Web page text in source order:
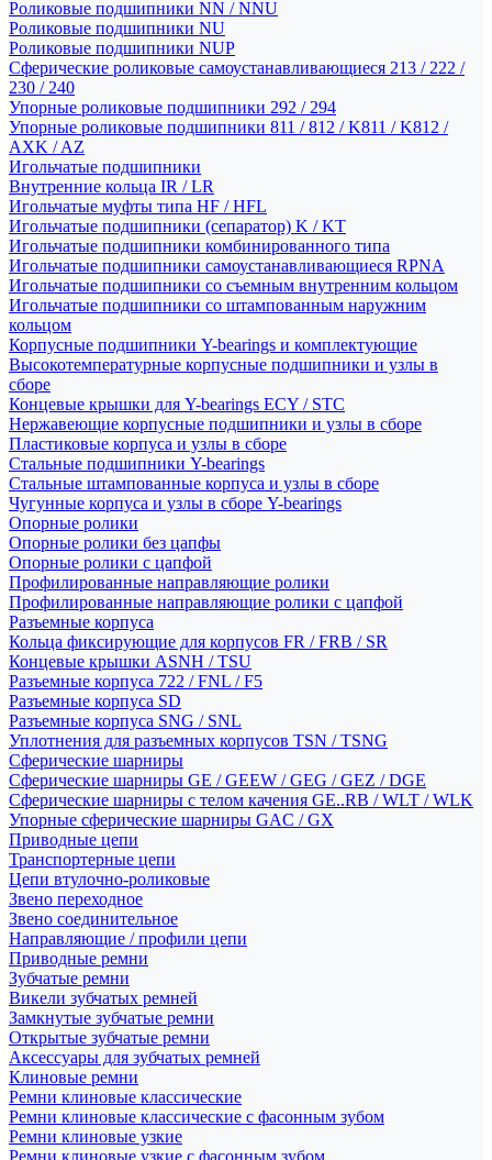
Роликовые подшипники NN / NNU
Роликовые подшипники NU
Роликовые подшипники NUP
Сферические роликовые самоустанавливающиеся 213 / 222 /
230 / 240
Упорные роликовые подшипники 292 / 294
Упорные роликовые подшипники 811 / 812 / K811 / K812 /
AXK / AZ
Игольчатые подшипники
Внутренние кольца IR / LR
Игольчатые муфты типа HF / HFL
Игольчатые подшипники (сепаратор) K / KT
Игольчатые подшипники комбинированного типа
Игольчатые подшипники самоустанавливающиеся RPNA
Игольчатые подшипники со съемным внутренним кольцом
Игольчатые подшипники со штампованным наружним
кольцом
Корпусные подшипники Y-bearings и комплектующие
Высокотемпературные корпусные подшипники и узлы в
сборе
Концевые крышки для Y-bearings ECY / STC
Нержавеющие корпусные подшипники и узлы в сборе
Пластиковые корпуса и узлы в сборе
Стальные подшипники Y-bearings
Стальные штампованные корпуса и узлы в сборе
Чугунные корпуса и узлы в сборе Y-bearings
Опорные ролики
Опорные ролики без цапфы
Опорные ролики с цапфой
Профилированные направляющие ролики
Профилированные направляющие ролики с цапфой
Разъемные корпуса
Кольца фиксирующие для корпусов FR / FRB / SR
Концевые крышки ASNH / TSU
Разъемные корпуса 722 / FNL / F5
Разъемные корпуса SD
Разъемные корпуса SNG / SNL
Уплотнения для разъемных корпусов TSN / TSNG
Сферические шарниры
Сферические шарниры GE / GEEW / GEG / GEZ / DGE
Сферические шарниры с телом качения GE..RB / WLT / WLK
Упорные сферические шарниры GAC / GX
Приводные цепи
Транспортерные цепи
Цепи втулочно-роликовые
Звено переходное
Звено соединительное
Направляющие / профили цепи
Приводные ремни
Зубчатые ремни
Викели зубчатых ремней
Замкнутые зубчатые ремни
Открытые зубчатые ремни
Аксессуары для зубчатых ремней
Клиновые ремни
Ремни клиновые классические
Ремни клиновые классические с фасонным зубом
Ремни клиновые узкие
Ремни клиновые узкие с фасонным зубом